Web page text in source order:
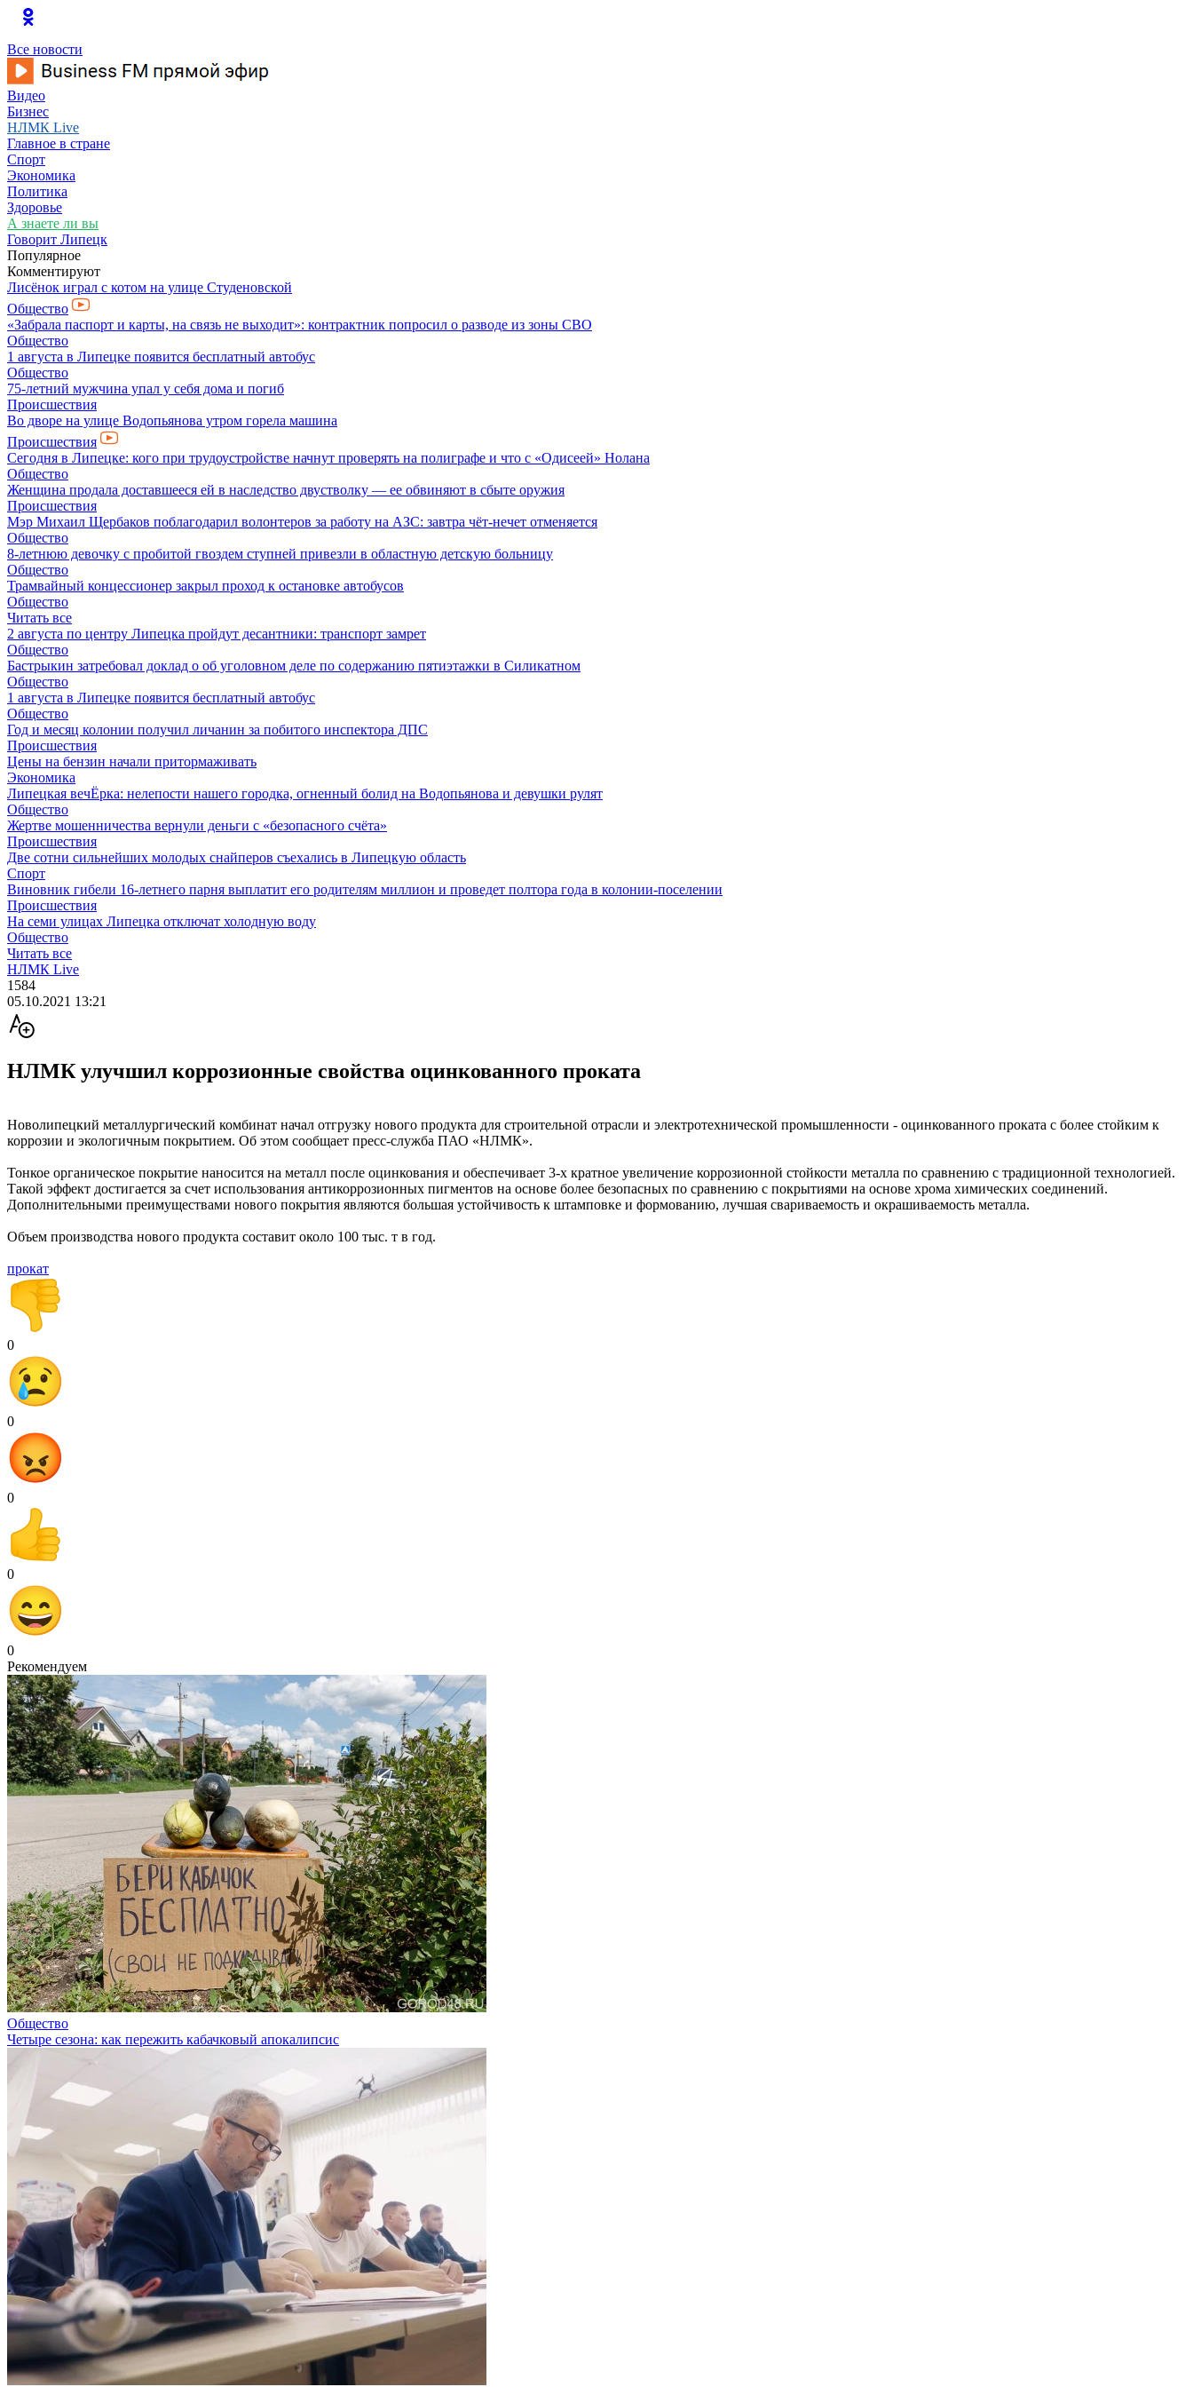
Все новости
Видео
Бизнес
НЛМК Live
Главное в стране
Спорт
Экономика
Политика
Здоровье
А знаете ли вы
Говорит Липецк
Популярное
Комментируют
Лисёнок играл с котом на улице Студеновской
Общество
«Забрала паспорт и карты, на связь не выходит»: контрактник попросил о разводе из зоны СВО
Общество
1 августа в Липецке появится бесплатный автобус
Общество
75-летний мужчина упал у себя дома и погиб
Происшествия
Во дворе на улице Водопьянова утром горела машина
Происшествия
Сегодня в Липецке: кого при трудоустройстве начнут проверять на полиграфе и что с «Одисеей» Нолана
Общество
Женщина продала доставшееся ей в наследство двустволку — ее обвиняют в сбыте оружия
Происшествия
Мэр Михаил Щербаков поблагодарил волонтеров за работу на АЗС: завтра чёт-нечет отменяется
Общество
8-летнюю девочку с пробитой гвоздем ступней привезли в областную детскую больницу
Общество
Трамвайный концессионер закрыл проход к остановке автобусов
Общество
Читать все
2 августа по центру Липецка пройдут десантники: транспорт замрет
Общество
Бастрыкин затребовал доклад о об уголовном деле по содержанию пятиэтажки в Силикатном
Общество
1 августа в Липецке появится бесплатный автобус
Общество
Год и месяц колонии получил личанин за побитого инспектора ДПС
Происшествия
Цены на бензин начали притормаживать
Экономика
Липецкая вечЁрка: нелепости нашего городка, огненный болид на Водопьянова и девушки рулят
Общество
Жертве мошенничества вернули деньги с «безопасного счёта»
Происшествия
Две сотни сильнейших молодых снайперов съехались в Липецкую область
Спорт
Виновник гибели 16-летнего парня выплатит его родителям миллион и проведет полтора года в колонии-поселении
Происшествия
На семи улицах Липецка отключат холодную воду
Общество
Читать все
НЛМК Live
1584
05.10.2021 13:21
НЛМК улучшил коррозионные свойства оцинкованного проката
Новолипецкий металлургический комбинат начал отгрузку нового продукта для строительной отрасли и электротехнической промышленности - оцинкованного проката с более стойким к
коррозии и экологичным покрытием. Об этом сообщает пресс-служба ПАО «НЛМК».
Тонкое органическое покрытие наносится на металл после оцинкования и обеспечивает 3-х кратное увеличение коррозионной стойкости металла по сравнению с традиционной технологией.
Такой эффект достигается за счет использования антикоррозионных пигментов на основе более безопасных по сравнению с покрытиями на основе хрома химических соединений.
Дополнительными преимуществами нового покрытия являются большая устойчивость к штамповке и формованию, лучшая свариваемость и окрашиваемость металла.
Объем производства нового продукта составит около 100 тыс. т в год.
прокат
0
0
0
0
0
Рекомендуем
Общество
Четыре сезона: как пережить кабачковый апокалипсис